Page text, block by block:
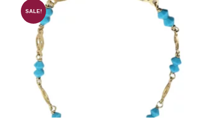
SALE!